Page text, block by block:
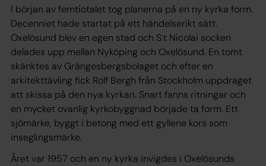
I början av femtiotalet tog planerna på en ny kyrka form.
Decenniet hade startat på ett händelserikt sätt.
Oxelösund blev en egen stad och S:t Nicolai socken
delades upp mellan Nyköping och Oxelösund. En tomt
skänktes av Grängesbergsbolaget och efter en
arkitekttävling fick Rolf Bergh från Stockholm uppdraget
att skissa på den nya kyrkan. Snart fanns ritningar och
en mycket ovanlig kyrkobyggnad började ta form. Ett
sjömärke, byggt i betong med ett gyllene kors som
inseglingsmärke.
Året var 1957 och en ny kyrka invigdes i Oxelösunds